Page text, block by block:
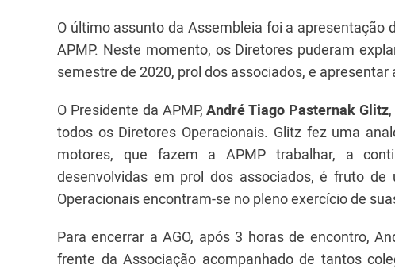
O último assunto da Assembleia foi a apresentação
APMP. Neste momento, os Diretores puderam
semestre de 2020, prol dos associados, e
O Presidente da APMP,André Tiago Pasternak Glitz
todos os Diretores Operacionais. Glitz fez uma
motores, que fazem a APMP trabalhar, a
desenvolvidas em prol dos associados, é fruto
Operacionais encontram-se no pleno exercício de
Para encerrar a AGO, após 3 horas de encontro,
frente da Associação acompanhado de tantos